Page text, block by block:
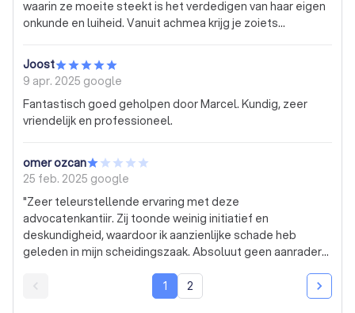
waarin ze moeite steekt is het verdedigen van haar eigen
onkunde en luiheid. Vanuit achmea krijg je zoiets
allemaal niks kosten. Elke administratieve medewerker
had beter werk geleverd dan deze nutteloze advocaat
die werkelijk n schande is voor de advocatuur.
Joost
9 apr. 2025 google
Fantastisch goed geholpen door Marcel. Kundig, zeer
vriendelijk en professioneel.
omer ozcan
25 feb. 2025 google
"Zeer teleurstellende ervaring met deze
advocatenkantiir. Zij toonde weinig initiatief en
deskundigheid, waardoor ik aanzienlijke schade heb
geleden in mijn scheidingszaak. Absoluut geen aanrader
1
2